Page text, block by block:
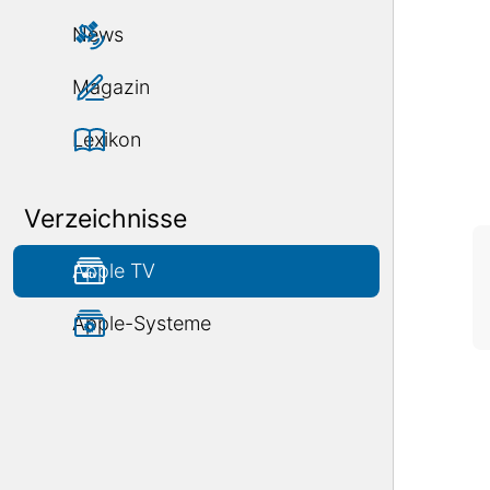
News
Magazin
Lexikon
Verzeichnisse
Apple TV
Apple-Systeme